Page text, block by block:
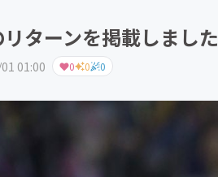
ターンを掲載しました
01:00 0 0 0